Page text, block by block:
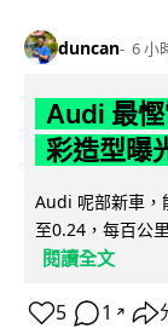
duncan 6 小
Audi 最
彩造型曝
Audi 呢部新車，
至0.24，每百公
閱讀全文
5 1 ↗